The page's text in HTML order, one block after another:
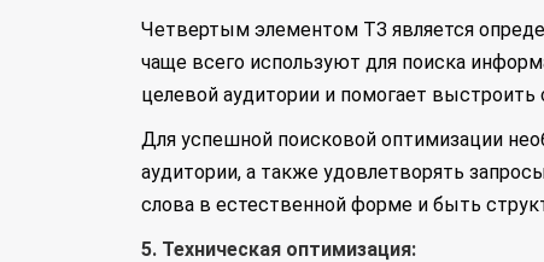
Четвертым элементом ТЗ является
чаще всего используют для поиска
целевой аудитории и помогает выстроить
Для успешной поисковой оптимизации
аудитории, а также удовлетворять
слова в естественной форме и быть
5. Техническая оптимизация: